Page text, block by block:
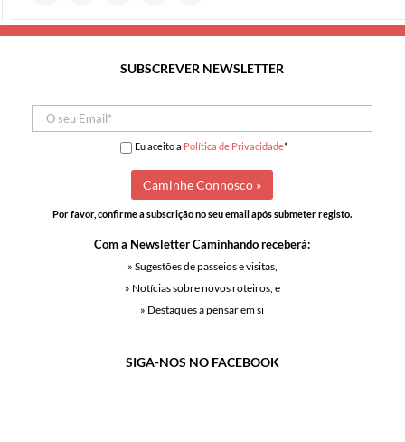
SUBSCREVER NEWSLETTER
Eu aceito a Política de Privacidade*
Por favor, confirme a subscrição no seu email após submeter registo.
Com a Newsletter Caminhando receberá:
» Sugestões de passeios e visitas,
» Notícias sobre novos roteiros, e
» Destaques a pensar em si
SIGA-NOS NO FACEBOOK